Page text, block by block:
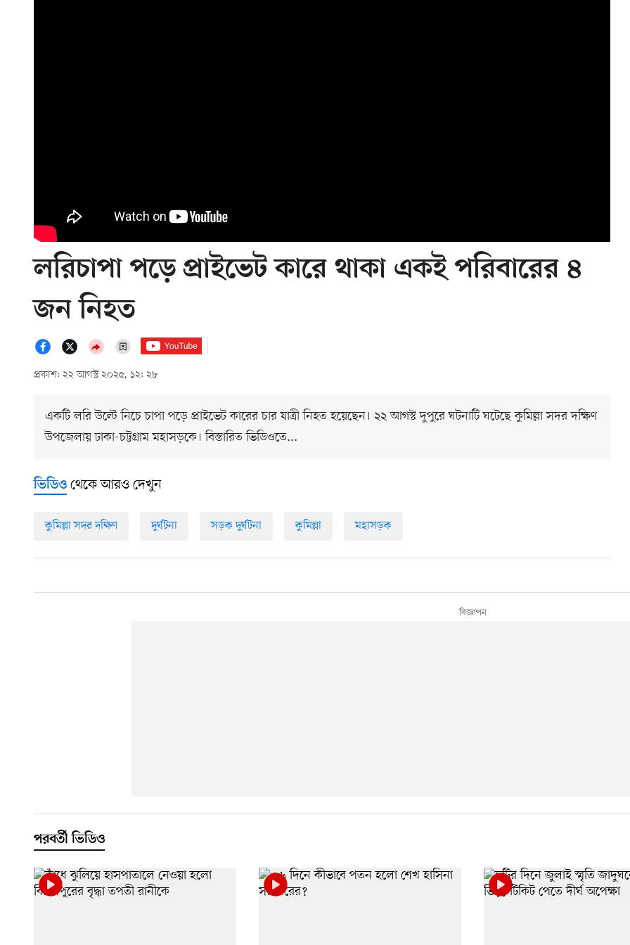
লরিচাপা পড়ে প্রাইভেট কারে থাকা একই পরিবারের ৪
জন নিহত
প্রকাশ: ২২ আগস্ট ২০২৫, ১২: ২৮
একটি লরি উল্টে নিচে চাপা পড়ে প্রাইভেট কারের চার যাত্রী নিহত হয়েছেন। ২২ আগস্ট দুপুরে ঘটনাটি ঘটেছে কুমিল্লা সদর দক্ষিণ
উপজেলায় ঢাকা-চট্টগ্রাম মহাসড়কে। বিস্তারিত ভিডিওতে...
ভিডিও থেকে আরও দেখুন
কুমিল্লা সদর দক্ষিণ দুর্ঘটনা সড়ক দুর্ঘটনা কুমিল্লা মহাসড়ক
পরবর্তী ভিডিও